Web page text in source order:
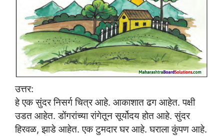
उत्तर:
हे एक सुंदर निसर्ग चित्र आहे. आकाशात ढग आहेत. पक्षी
उडत आहेत. डोंगरांच्या रांगेतून सूर्योदय होत आहे. सुंदर
हिरवळ, झाडे आहेत. एक टुमदार घर आहे. घराला कुंपण आहे.